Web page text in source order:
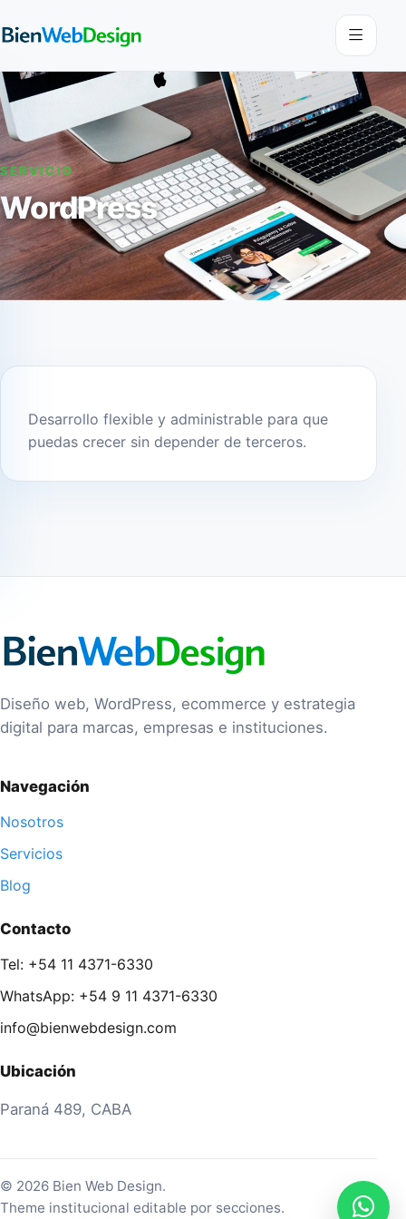
SERVICIO
WordPress
Desarrollo flexible y administrable para que
puedas crecer sin depender de terceros.
Diseño web, WordPress, ecommerce y estrategia
digital para marcas, empresas e instituciones.
Navegación
Nosotros
Servicios
Blog
Contacto
Tel: +54 11 4371-6330
WhatsApp: +54 9 11 4371-6330
info@bienwebdesign.com
Ubicación
Paraná 489, CABA
© 2026 Bien Web Design.
Theme institucional editable por secciones.